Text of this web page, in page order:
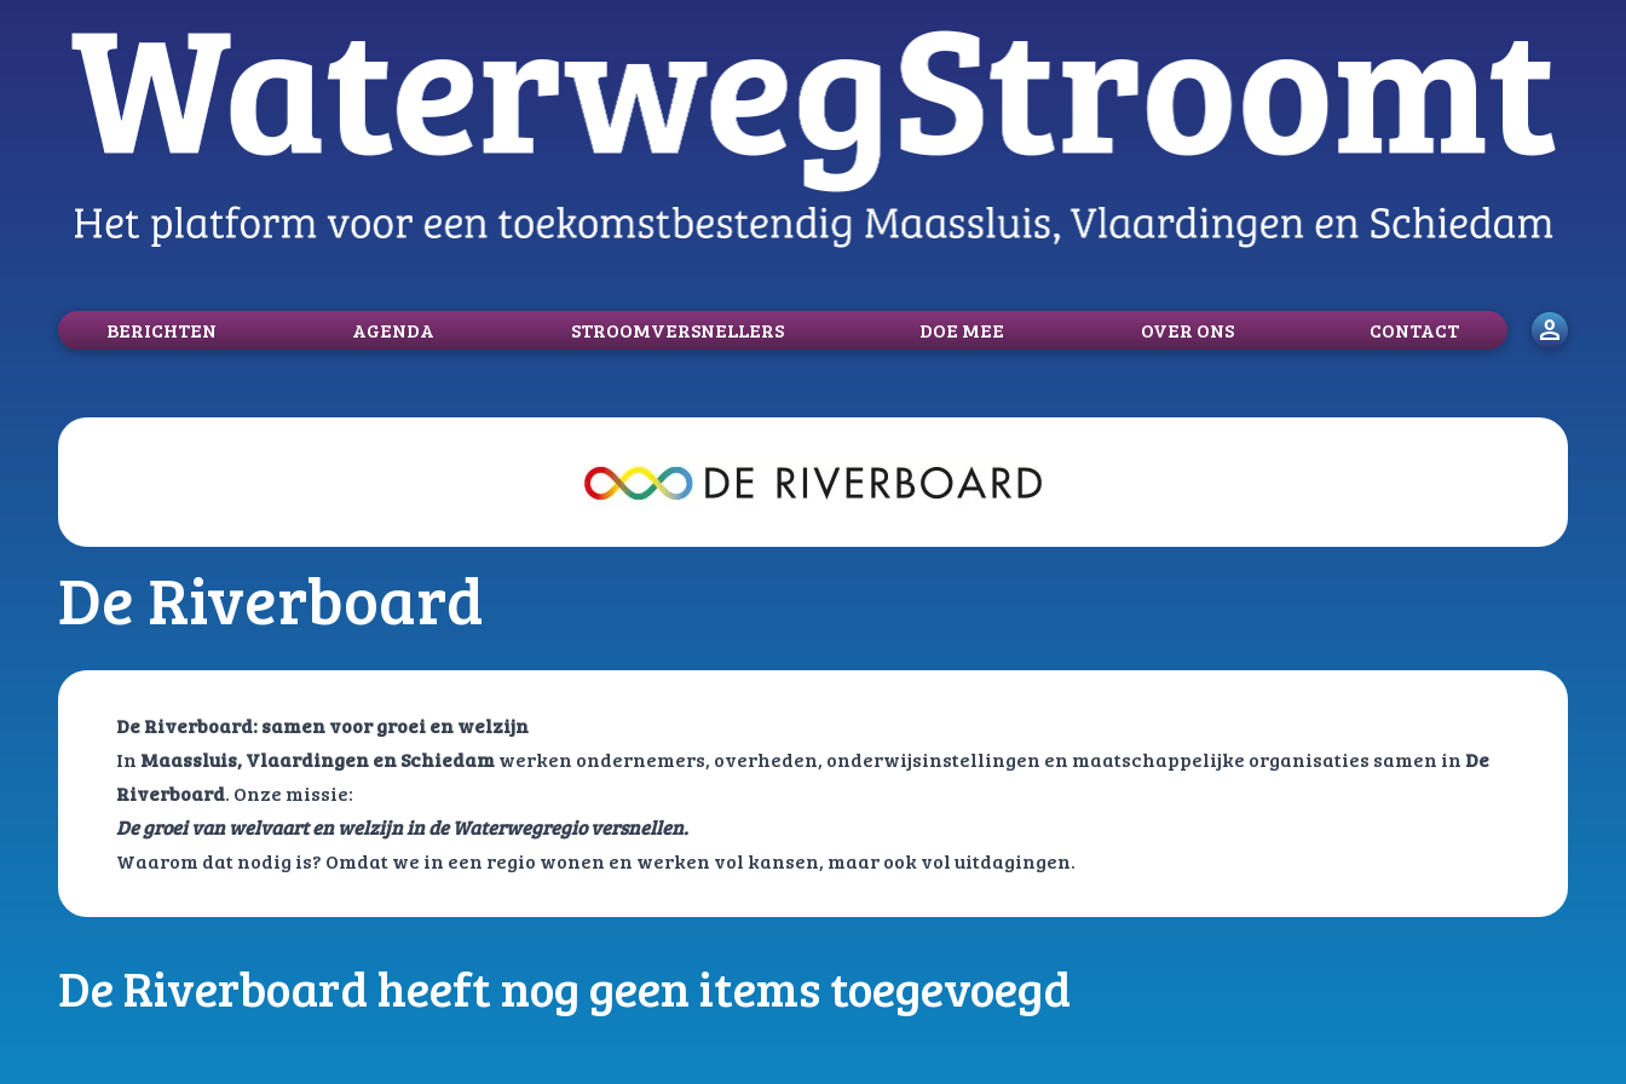
logo
BERICHTEN AGENDA STROOMVERSNELLERS DOE MEE OVER ONS CONTACT person
De Riverboard
De Riverboard: samen voor groei en welzijn
In Maassluis, Vlaardingen en Schiedamwerken ondernemers, overheden, onderwijsinstellingen en maatschappelijke organisaties samen in De
Riverboard. Onze missie:
De groei van welvaart en welzijn in de Waterwegregio versnellen.
Waarom dat nodig is? Omdat we in een regio wonen en werken vol kansen, maar ook vol uitdagingen.
De Riverboard heeft nog geen items toegevoegd